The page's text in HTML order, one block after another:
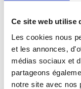
Ce site web utilise
Les cookies nous
et les annonces,
médias sociaux et
partageons
notre site avec nos
ChezGLC
À travers nos
avant notre
et notre
intérieurs bien